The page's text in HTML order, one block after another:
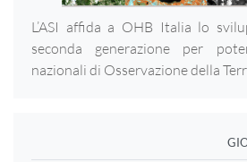
L’ASI affida a OHB Italia lo
seconda generazione per
nazionali di Osservazione della